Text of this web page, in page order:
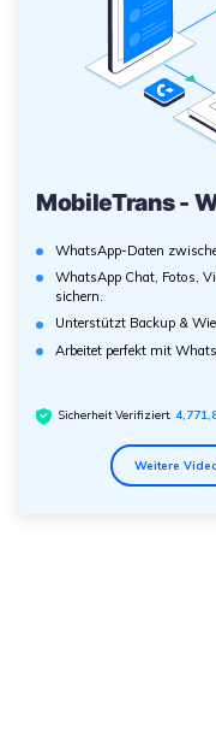
MobileTrans -
WhatsApp-Daten
WhatsApp Chat, Fotos,
sichern.
Unterstützt Backup &
Arbeitet perfekt mit
Sicherheit Verifiziert.
Weitere